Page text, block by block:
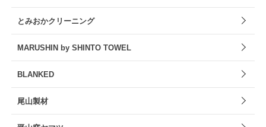
とみおかクリーニング
MARUSHIN by SHINTO TOWEL
BLANKED
尾山製材